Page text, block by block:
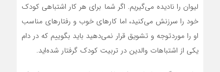
لیوان را نادیده می‌گیریم. اگر شما برای هر کار اشتباهی کودک
خود را سرزنش می‌کنید، اما کار‌های خوب و رفتار‌های مناسب
او را موردتوجه و تشویق قرار نمی‌دهید باید بگوییم که در دام
یکی از اشتباهات والدین در تربیت کودک گرفتار شده‌اید.